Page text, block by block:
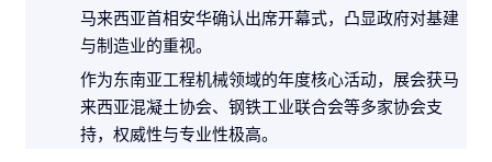
马来西亚首相安华确认出席开幕式，凸显政府对基建
与制造业的重视。
作为东南亚工程机械领域的年度核心活动，展会获马
来西亚混凝土协会、钢铁工业联合会等多家协会支
持，权威性与专业性极高。